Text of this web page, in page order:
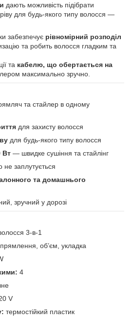
дають можливість підібрати
для будь-якого типу волосся —
забезпечує рівномірний розподіл
та робить волосся гладким та
та кабелю, що обертається на
максимально зручно.
та стайлер в одному
для захисту волосся
для будь-якого типу волосся
Вт — швидке сушіння та стайлінг
не заплутується
та домашнього
зручний у дорозі
3-в-1
об’єм, укладка
4
V
термостійкий пластик